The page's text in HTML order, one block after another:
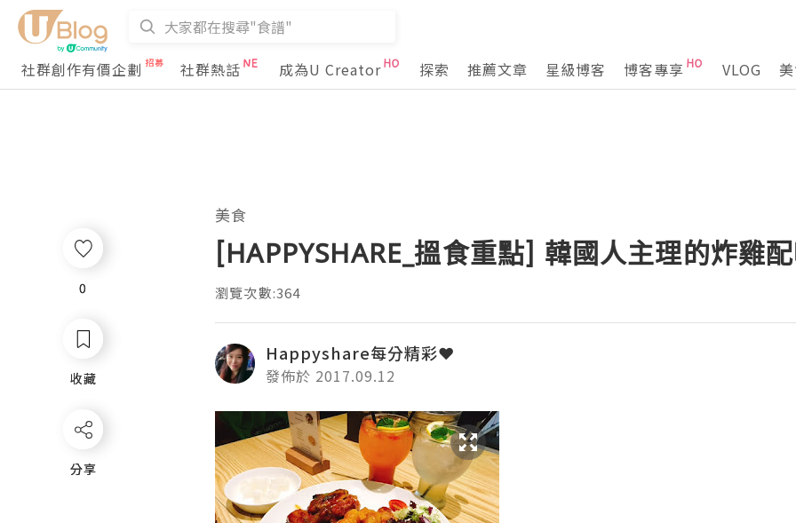
社群創作有價企劃 社群熱話 成為U Creator 探索 推薦文章 星級博客 博客專享 VLOG
0
收藏
分享
美食
[HAPPYSHARE_搵食重點] 韓國人主理的炸雞
瀏覽次數:364
Happyshare每分精彩❤
發佈於 2017.09.12
0
收藏
分享